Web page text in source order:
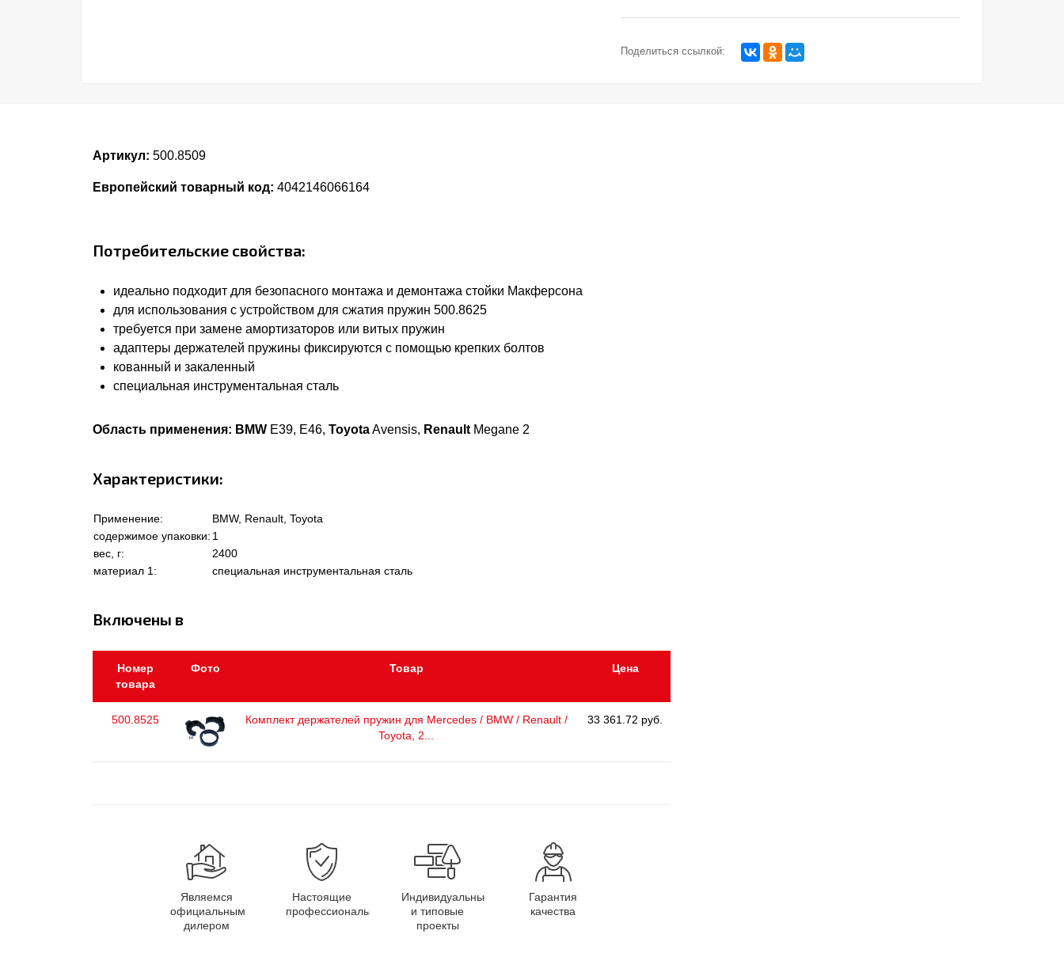
Поделиться ссылкой:
Артикул: 500.8509
Европейский товарный код: 4042146066164
Потребительские свойства:
идеально подходит для безопасного монтажа и демонтажа стойки Макферсона
для использования с устройством для сжатия пружин 500.8625
требуется при замене амортизаторов или витых пружин
адаптеры держателей пружины фиксируются с помощью крепких болтов
кованный и закаленный
специальная инструментальная сталь
Область применения: BMW E39, E46, ToyotaAvensis, Renault Megane 2
Характеристики:
Применение:
BMW, Renault, Toyota
содержимое упаковки: 1
вес, г:
2400
материал 1:
специальная инструментальная сталь
Включены в
Номер
товара
Фото Товар Цена
500.8525
Комплект держателей пружин для Mercedes / BMW / Renault /
Toyota, 2...
33 361.72 руб.
Являемся
официальным
дилером
Настоящие
профессионалы
Индивидуальные
и типовые
проекты
Гарантия
качества